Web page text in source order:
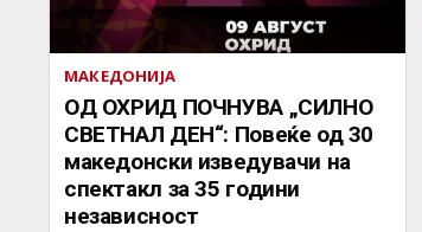
МАКЕДОНИЈА
ОД ОХРИД ПОЧНУВА „СИЛНО
СВЕТНАЛ ДЕН“: Повеќе од 30
македонски изведувачи на
спектакл за 35 години
независност